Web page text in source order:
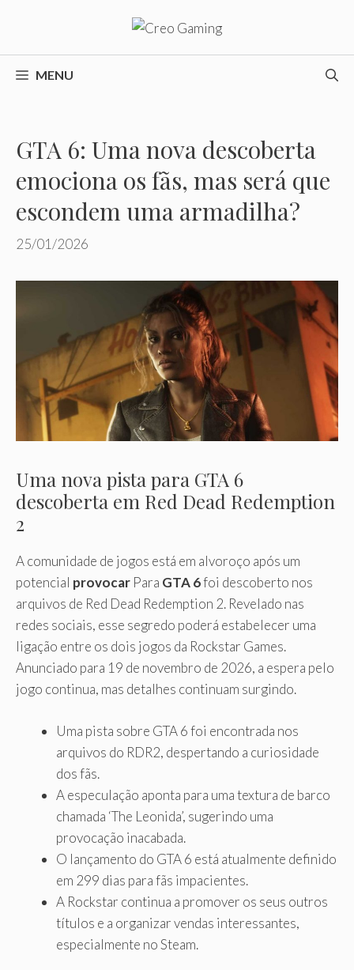
o
conteúdoMENU
GTA 6: Uma nova descoberta
emociona os fãs, mas será que
escondem uma armadilha?
25/01/2026
Uma nova pista para GTA 6
descoberta em Red Dead Redemption
2
A comunidade de jogos está em alvoroço após um
potencial provocar Para GTA 6foi descoberto nos
arquivos de Red Dead Redemption 2. Revelado nas
redes sociais, esse segredo poderá estabelecer uma
ligação entre os dois jogos da Rockstar Games.
Anunciado para 19 de novembro de 2026, a espera pelo
jogo continua, mas detalhes continuam surgindo.
Uma pista sobre GTA 6 foi encontrada nos
arquivos do RDR2, despertando a curiosidade
dos fãs.
A especulação aponta para uma textura de barco
chamada ‘The Leonida’, sugerindo uma
provocação inacabada.
O lançamento do GTA 6 está atualmente definido
em 299 dias para fãs impacientes.
A Rockstar continua a promover os seus outros
títulos e a organizar vendas interessantes,
especialmente no Steam.